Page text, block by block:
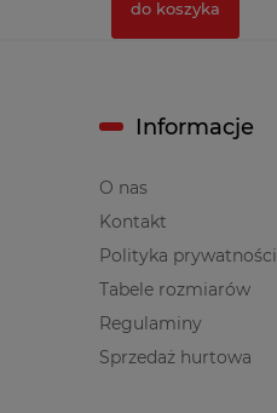
do koszyka
Informacje
O nas
Kontakt
Polityka prywatności
Tabele rozmiarów
Regulaminy
Sprzedaż hurtowa